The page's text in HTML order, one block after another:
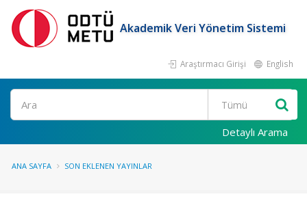
Akademik Veri Yönetim Sistemi
Araştırmacı Girişi English
Ara
Detaylı Arama
ANA SAYFA SON EKLENEN YAYINLAR